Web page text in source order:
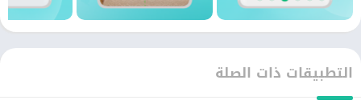
التطبيقات ذات الصلة